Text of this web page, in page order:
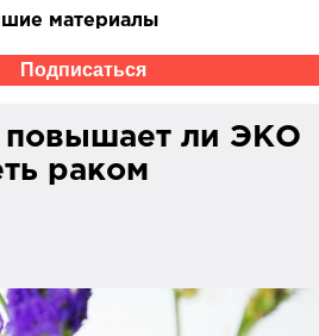
материалы
Подписаться
повышает ли ЭКО
раком